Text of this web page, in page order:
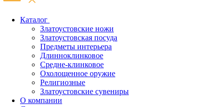
Каталог
Златоустовские ножи
Златоустовская посуда
Предметы интерьера
Длинноклинковое
Средне-клинковое
Охолощенное оружие
Религиозные
Златоустовские сувениры
О компании